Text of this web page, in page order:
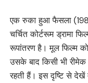
एक रुका हुआ फैसला
चर्चित कोर्टरूम ड्रामा
रूपांतरण है। मूल फिल्म
उसके बाद किसी भी
रहती हैं। इस दृष्टि से देखें